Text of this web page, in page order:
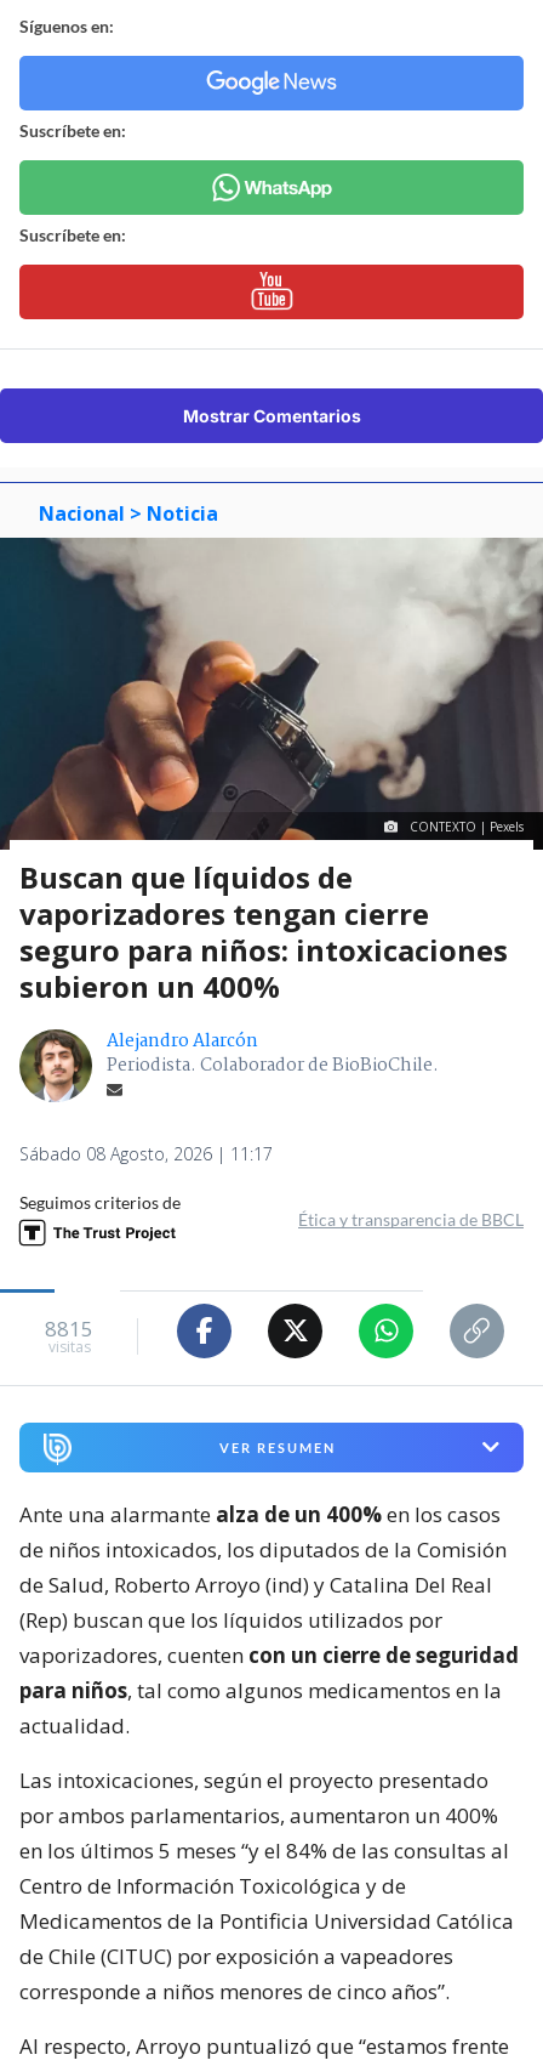
Síguenos en:
Suscríbete en:
Suscríbete en:
Mostrar Comentarios
Nacional > Noticia
CONTEXTO | Pexels
Buscan que líquidos de
vaporizadores tengan cierre
seguro para niños: intoxicaciones
subieron un 400%
Alejandro Alarcón
Periodista. Colaborador de BioBioChile.
Sábado 08 Agosto, 2026 | 11:17
Seguimos criterios de
Ética y transparencia de BBCL
8815
visitas
VER RESUMEN
Ante una alarmante alza de un 400%en los casos
de niños intoxicados, los diputados de la Comisión
de Salud, Roberto Arroyo (ind) y Catalina Del Real
(Rep) buscan que los líquidos utilizados por
vaporizadores, cuenten con un cierre de seguridad
para niños, tal como algunos medicamentos en la
actualidad.
Las intoxicaciones, según el proyecto presentado
por ambos parlamentarios, aumentaron un 400%
en los últimos 5 meses “y el 84% de las consultas al
Centro de Información Toxicológica y de
Medicamentos de la Pontificia Universidad Católica
de Chile (CITUC) por exposición a vapeadores
corresponde a niños menores de cinco años”.
Al respecto, Arroyo puntualizó que “estamos frente